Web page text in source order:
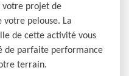
votre projet de
votre pelouse. La
de cette activité vous
de parfaite performance
terrain.